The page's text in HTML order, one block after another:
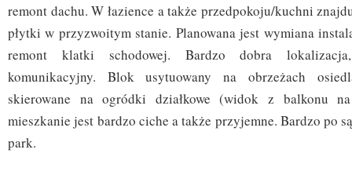
remont dachu. W łazience a także przedpokoju/kuchni
płytki w przyzwoitym stanie. Planowana jest wymiana
remont klatki schodowej. Bardzo dobra
komunikacyjny. Blok usytuowany na obrzeżach
skierowane na ogródki działkowe (widok z balkonu
mieszkanie jest bardzo ciche a także przyjemne. Bardzo po
park.